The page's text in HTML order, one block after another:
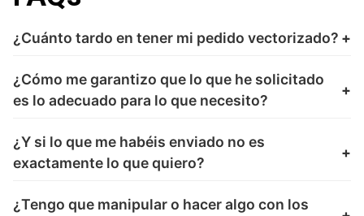
¿Cuánto tardo en tener mi pedido vectorizado?
¿Cómo me garantizo que lo que he solicitado
es lo adecuado para lo que necesito?
¿Y si lo que me habéis enviado no es
exactamente lo que quiero?
¿Tengo que manipular o hacer algo con los